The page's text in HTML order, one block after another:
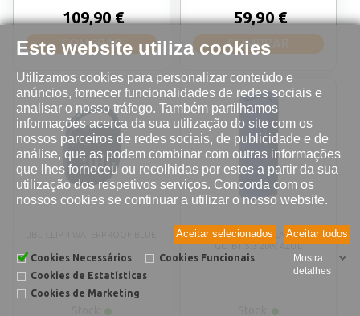
Este website utiliza cookies
Utilizamos cookies para personalizar conteúdo e
anúncios, fornecer funcionalidades de redes sociais e
analisar o nosso tráfego. Também partilhamos
informações acerca da sua utilização do site com os
nossos parceiros de redes sociais, de publicidade e de
análise, que as podem combinar com outras informações
que lhes forneceu ou recolhidas por estes a partir da sua
utilização dos respetivos serviços. Concorda com os
nossos cookies se continuar a utilizar o nosso website.
Aceitar todos
Aceitar selecionados
Cookies Necessários
Cookies Funcionais
Cookies de Estatísticas
Cookies de Marketing
Mostra
detalhes
109,90 €
COMPRAR
59,90 €
COMPRAR
COLUNA CREATIVE LABS MUVO
GO BT 5.3 20W AZUL